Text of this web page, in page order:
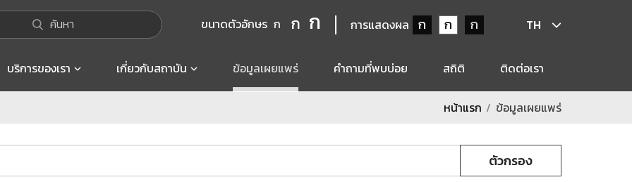
ค้นหา ขนาดตัวอักษร ก ก ก การแสดงผล ก ก ก TH
บริการของเรา เกี่ยวกับสถาบัน ข้อมูลเผยแพร่ คำถามที่พบบ่อย สถิติ ติดต่อเรา
หน้าแรก ข้อมูลเผยแพร่
ตัวกรอง